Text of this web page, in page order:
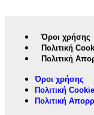
Όροι χρήσης
Πολιτική
Πολιτική
Όροι χρήσης
Πολιτική
Πολιτική